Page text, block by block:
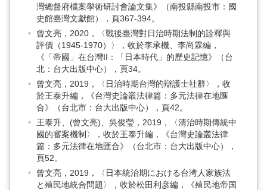
灣總督府檔案學術研討會論文集》（南投縣南投市：國
史館臺灣文獻館），頁367-394。
曾文亮，2020，〈戰後臺灣對日治時期法制的詮釋與
評價（1945-1970）〉，收於李承機、李尚霖編，
《「帝國」在台灣II：「日本時代」的歷史記憶》（台
北：台大出版中心），頁34。
曾文亮，2019，〈日治時期台灣的辯護士社群〉，收
於王泰升編，《台灣史論叢法律篇：多元法律在地匯
合》（台北市：台大出版中心），頁42。
王泰升、(曾文亮)、吳俊瑩，2019，〈清治時期傳統中
國的審案機制〉，收於王泰升編，《台灣史論叢法律
篇：多元法律在地匯合》（台北市：台大出版中心），
頁52。
曾文亮，2019，〈日本統治期における台湾人家族法
と殖民地統合問題〉，收於松田利彦編，《殖民地帝国